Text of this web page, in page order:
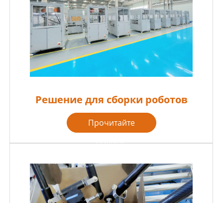
Решение для сборки роботов
Прочитайте
больше